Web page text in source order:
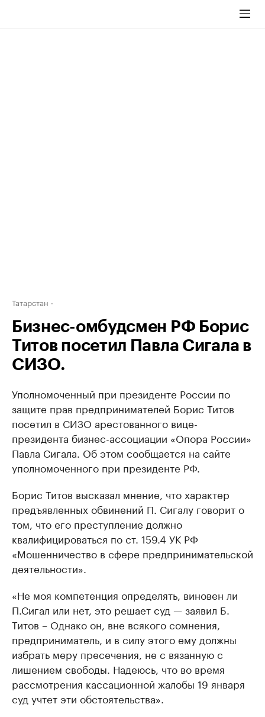
Татарстан
Бизнес-омбудсмен РФ Борис
Титов посетил Павла Сигала в
СИЗО.
Уполномоченный при президенте России по
защите прав предпринимателей Борис Титов
посетил в СИЗО арестованного вице-
президента бизнес-ассоциации «Опора России»
Павла Сигала. Об этом сообщается на сайте
уполномоченного при президенте РФ.
Борис Титов высказал мнение, что характер
предъявленных обвинений П. Сигалу говорит о
том, что его преступление должно
квалифицироваться по ст. 159.4 УК РФ
«Мошенничество в сфере предпринимательской
деятельности».
«Не моя компетенция определять, виновен ли
П.Сигал или нет, это решает суд — заявил Б.
Титов – Однако он, вне всякого сомнения,
предприниматель, и в силу этого ему должны
избрать меру пресечения, не с вязанную с
лишением свободы. Надеюсь, что во время
рассмотрения кассационной жалобы 19 января
суд учтет эти обстоятельства».